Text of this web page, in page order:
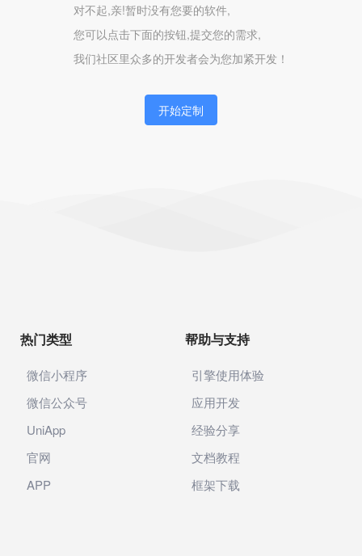
对不起,亲!暂时没有您要的软件,
您可以点击下面的按钮,提交您的需求,
我们社区里众多的开发者会为您加紧开发！
开始定制
热门类型
微信小程序
微信公众号
UniApp
官网
APP
帮助与支持
引擎使用体验
应用开发
经验分享
文档教程
框架下载